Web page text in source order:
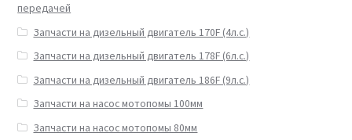
передачей
Запчасти на дизельный двигатель 170F (4л.с.)
Запчасти на дизельный двигатель 178F (6л.с.)
Запчасти на дизельный двигатель 186F (9л.с.)
Запчасти на насос мотопомы 100мм
Запчасти на насос мотопомы 80мм